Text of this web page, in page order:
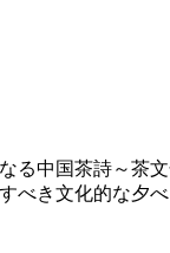
中国茶詩～
べき文化的な夕べ